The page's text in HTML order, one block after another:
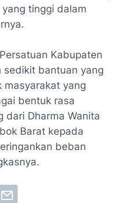
tinggi dalam
Kabupaten
sedikit bantuan yang
masyarakat yang
bentuk rasa
dari Dharma Wanita
Barat kepada
beban